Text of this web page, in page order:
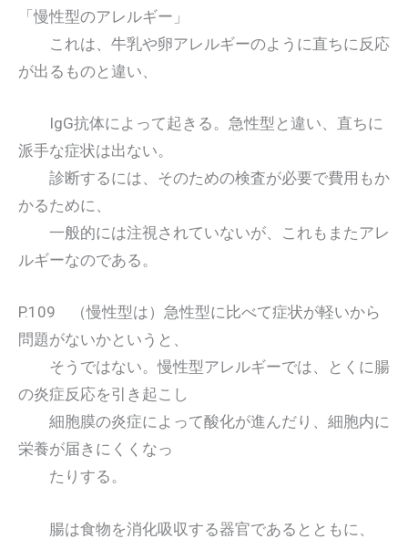
「慢性型のアレルギー」
これは、牛乳や卵アレルギーのように直ちに反応
が出るものと違い、
IgG抗体によって起きる。急性型と違い、直ちに
派手な症状は出ない。
診断するには、そのための検査が必要で費用もか
かるために、
一般的には注視されていないが、これもまたアレ
ルギーなのである。
P.109 （慢性型は）急性型に比べて症状が軽いから
問題がないかというと、
そうではない。慢性型アレルギーでは、とくに腸
の炎症反応を引き起こし
細胞膜の炎症によって酸化が進んだり、細胞内に
栄養が届きにくくなっ
たりする。
腸は食物を消化吸収する器官であるとともに、